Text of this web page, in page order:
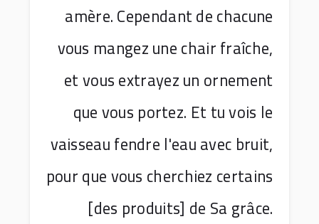
amère. Cependant de chacune
vous mangez une chair fraîche,
et vous extrayez un ornement
que vous portez. Et tu vois le
vaisseau fendre l'eau avec bruit,
pour que vous cherchiez certains
[des produits] de Sa grâce.